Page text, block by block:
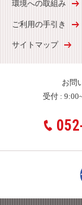
環境への取組み
ご利用の手引き
サイトマップ
お問
受付 :